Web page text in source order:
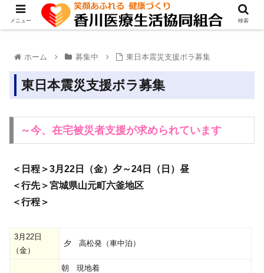
ホーム 募集中 東日本震災支援ボラ募集
東日本震災支援ボラ募集
～今、在宅被災者支援が求められています
＜日程＞3月22日（金）夕～24日（日）昼
＜行先＞宮城県山元町六釜地区
＜行程＞
3月22日
（金）
夕 高松発（車中泊）
朝 現地着
メニュー 検索